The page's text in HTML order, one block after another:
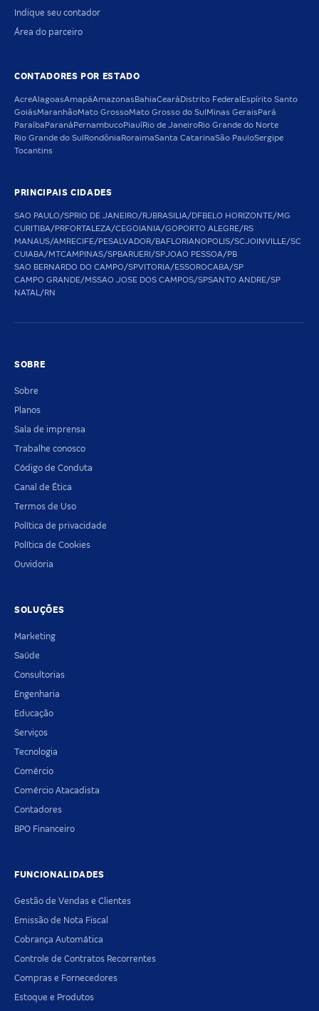
Indique seu contador
Área do parceiro
CONTADORES POR ESTADO
AcreAlagoasAmapáAmazonas BahiaCeará Distrito Federal Espírito Santo
GoiásMaranhãoMato GrossoMato Grosso do Sul Minas Gerais Pará
Paraíba Paraná PernambucoPiauíRio de JaneiroRio Grande do Norte
Rio Grande do Sul Rondônia RoraimaSanta CatarinaSão PauloSergipe
Tocantins
PRINCIPAIS CIDADES
SAO PAULO/SPRIO DE JANEIRO/RJBRASILIA/DFBELO HORIZONTE/MG
CURITIBA/PRFORTALEZA/CEGOIANIA/GOPORTO ALEGRE/RS
MANAUS/AMRECIFE/PESALVADOR/BAFLORIANOPOLIS/SCJOINVILLE/SC
CUIABA/MTCAMPINAS/SPBARUERI/SPJOAO PESSOA/PB
SAO BERNARDO DO CAMPO/SPVITORIA/ESSOROCABA/SP
CAMPO GRANDE/MSSAO JOSE DOS CAMPOS/SPSANTO ANDRE/SP
NATAL/RN
SOBRE
Sobre
Planos
Sala de imprensa
Trabalhe conosco
Código de Conduta
Canal de Ética
Termos de Uso
Política de privacidade
Política de Cookies
Ouvidoria
SOLUÇÕES
Marketing
Saúde
Consultorias
Engenharia
Educação
Serviços
Tecnologia
Comércio
Comércio Atacadista
Contadores
BPO Financeiro
FUNCIONALIDADES
Gestão de Vendas e Clientes
Emissão de Nota Fiscal
Cobrança Automática
Controle de Contratos Recorrentes
Compras e Fornecedores
Estoque e Produtos